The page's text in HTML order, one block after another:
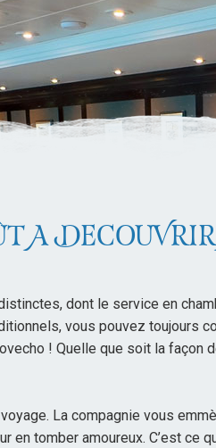
A
dont le service en
vous pouvez toujours
! Quelle que soit la façon
La compagnie vous
tomber amoureux. C’est ce